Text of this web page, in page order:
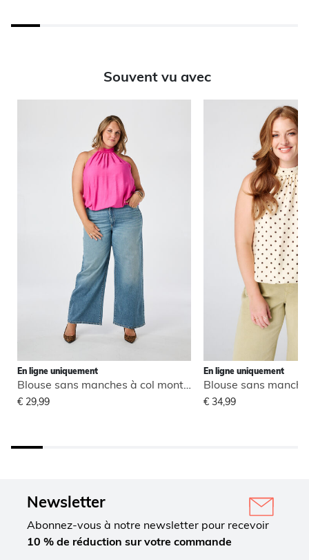
Souvent vu avec
En ligne uniquement
Blouse sans manches à col montant
€ 29,99
En ligne uniquement
€ 34,99
Newsletter
Abonnez-vous à notre newsletter pour recevoir
10 % de réduction sur votre commande